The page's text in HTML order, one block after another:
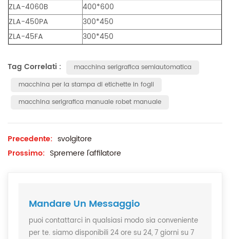
ZLA-4060B
400*600
ZLA-450PA
300*450
ZLA-45FA
300*450
Tag Correlati :
macchina serigrafica semiautomatica
macchina per la stampa di etichette in fogli
macchina serigrafica manuale robet manuale
Precedente: svolgitore
Prossimo: Spremere l'affilatore
Mandare Un Messaggio
puoi contattarci in qualsiasi modo sia conveniente
per te. siamo disponibili 24 ore su 24, 7 giorni su 7